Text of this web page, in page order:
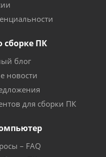
ПК
блог
новости
для сборки ПК
– FAQ